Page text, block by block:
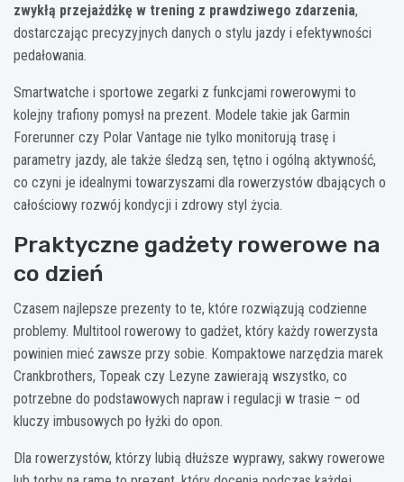
zwykłą przejażdżkę w trening z prawdziwego zdarzenia,
dostarczając precyzyjnych danych o stylu jazdy i efektywności
pedałowania.
Smartwatche i sportowe zegarki z funkcjami rowerowymi to
kolejny trafiony pomysł na prezent. Modele takie jak Garmin
Forerunner czy Polar Vantage nie tylko monitorują trasę i
parametry jazdy, ale także śledzą sen, tętno i ogólną aktywność,
co czyni je idealnymi towarzyszami dla rowerzystów dbających o
całościowy rozwój kondycji i zdrowy styl życia.
Praktyczne gadżety rowerowe na
co dzień
Czasem najlepsze prezenty to te, które rozwiązują codzienne
problemy. Multitool rowerowy to gadżet, który każdy rowerzysta
powinien mieć zawsze przy sobie. Kompaktowe narzędzia marek
Crankbrothers, Topeak czy Lezyne zawierają wszystko, co
potrzebne do podstawowych napraw i regulacji w trasie – od
kluczy imbusowych po łyżki do opon.
Dla rowerzystów, którzy lubią dłuższe wyprawy, sakwy rowerowe